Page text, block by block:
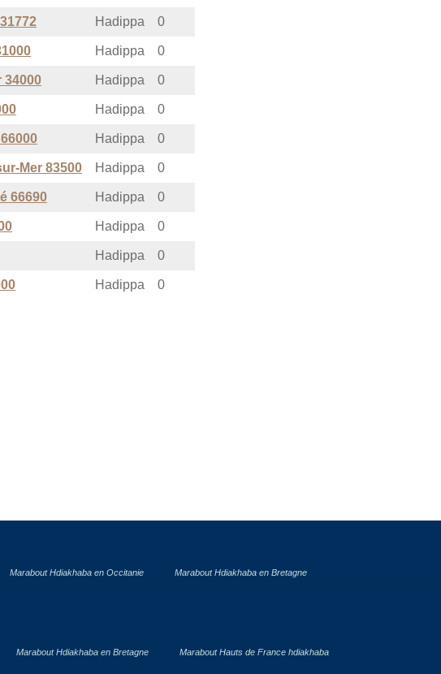
Hadippa 0
Hadippa 0
34000 Hadippa 0
Hadippa 0
Hadippa 0
Mer 83500 Hadippa 0
66690 Hadippa 0
Hadippa 0
Hadippa 0
Hadippa 0
Marabout Hdiakhaba en Occitanie Marabout Hdiakhaba en Bretagne
Marabout Hdiakhaba en Bretagne Marabout Hauts de France hdiakhaba